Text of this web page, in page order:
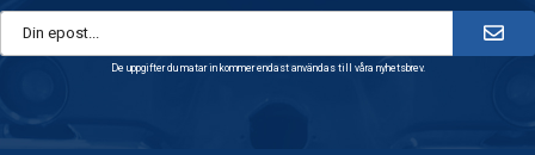
De uppgifter du matar in kommer endast användas till våra nyhetsbrev.